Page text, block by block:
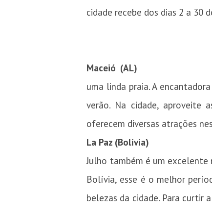
cidade recebe dos dias 2 a 30
Maceió (AL)
uma linda praia. A
verão. Na cidade, aproveite
oferecem diversas atrações
La Paz (Bolívia)
Julho também é um excelente
Bolívia, esse é o melhor
belezas da cidade. Para curtir